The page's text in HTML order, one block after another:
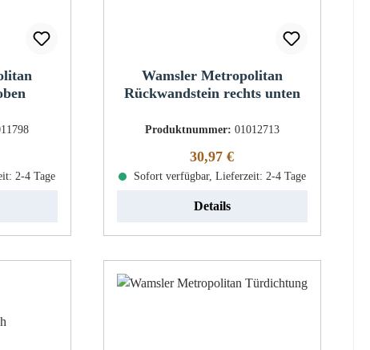
2-4 Tage
Wamsler Metropolitan
Rückwandstein rechts unten
Produktnummer: 01012713
Regulärer Preis:
30,97 €
Sofort verfügbar, Lieferzeit: 2-4 Tage
Details